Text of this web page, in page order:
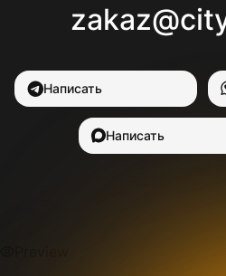
Написать
Написать